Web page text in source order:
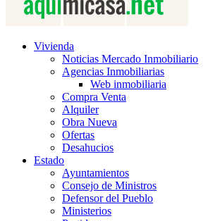
Vivienda
Noticias Mercado Inmobiliario
Agencias Inmobiliarias
Web inmobiliaria
Compra Venta
Alquiler
Obra Nueva
Ofertas
Desahucios
Estado
Ayuntamientos
Consejo de Ministros
Defensor del Pueblo
Ministerios